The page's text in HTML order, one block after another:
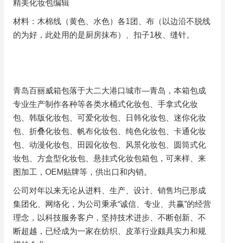
精美化妆包编辑
材料：木棉线（黄色、水色）各1团、布（以边沿不脱线
的为好，此处用的是厨房抹布）、扣子1枚、缝针。
青岛百丽威箱包落于大二大港口城市—青岛，本箱包成
专业生产制作各种等各类水桶式化妆包、手拿式化妆
包、韩版化妆包、可爱化妆包、日韩化妆包、迷你化妆
包、折叠化妆包、帆布化妆包、纯色化妆包、卡通化妆
包、动漫化妆包、田园化妆包、风景化妆包、圆筒式化
妆包、方盒型化妆包、悬挂式化妆包箱包，可来样、来
图加工，OEM贴牌等，供出口和内销。
公司对年以来无论从进料、生产、设计、销售均已形成
集团化、网络化，为公司秉承“诚信、专业、共赢”的经营
理念，以科技服务客户，坚持技术进步、不断创新、不
断超越，已经成为一家在纺织、皮革行业颇具实力和规